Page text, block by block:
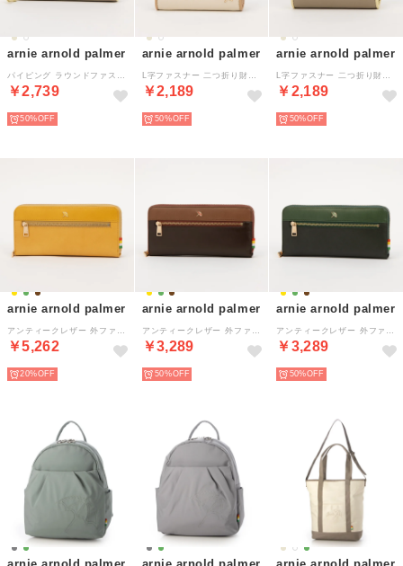
arnie arnold palmer
￥2,739
50%
arnie arnold palmer
￥2,189
50%
arnie arnold palmer
￥2,189
50%
arnie arnold palmer
￥5,262
20%
arnie arnold palmer
￥3,289
50%
arnie arnold palmer
￥3,289
50%